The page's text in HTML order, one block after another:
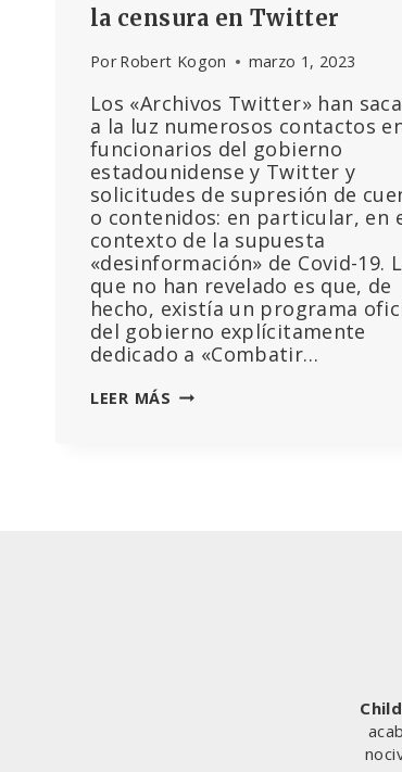
la censura en Twitter
Por Robert Kogon marzo 1, 2023
Los «Archivos Twitter» han
a la luz numerosos contactos
funcionarios del gobierno
estadounidense y Twitter y
solicitudes de supresión de
o contenidos: en particular, en
contexto de la supuesta
«desinformación» de Covid-19.
que no han revelado es que, de
hecho, existía un programa
del gobierno explícitamente
dedicado a «Combatir…
LEER MÁS LOS